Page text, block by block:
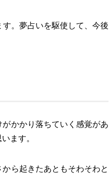
す。夢占いを駆使して、今後
かかり落ちていく感覚があ
ます。
ら起きたあともそわそわと